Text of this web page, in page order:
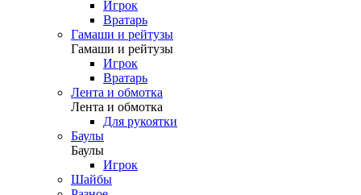
Игрок
Вратарь
Гамаши и рейтузы
Гамаши и рейтузы
Игрок
Вратарь
Лента и обмотка
Лента и обмотка
Для рукоятки
Баулы
Баулы
Игрок
Шайбы